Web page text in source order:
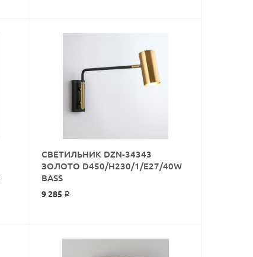
СВЕТИЛЬНИК DZN-34343
ЗОЛОТО D450/H230/1/E27/40W
BASS
9 285 ₽
КУПИТЬ